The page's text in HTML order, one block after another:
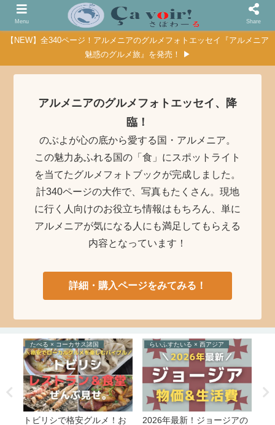
【NEW】全340ページ！アルメニアのグルメフォトエッセイ『アルメニア
魅惑のグルメ旅』を発売！ ▶
アルメニアのグルメフォトエッセイ、降
臨！
のぶよが心の底から愛する国・アルメニア。
この魅力あふれる国の「食」にスポットライト
を当てたグルメフォトブックが完成しました。
計340ページの大作で、写真もたくさん。現地
に行く人向けのお役立ち情報はもちろん、単に
アルメニアが気になる人にも満足してもらえる
内容となっています！
詳細・購入ページをみてみる！
たべる × コーカサス諸国
トビリシで格安グルメ！お
らいふすたいる × 西アジア
2026年最新！ジョージアの
Menu Share